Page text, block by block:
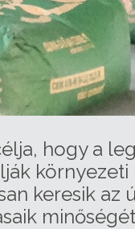
hogy a
keresik az